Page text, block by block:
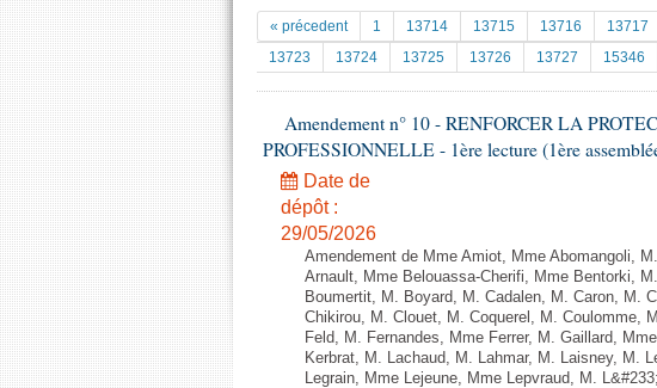
« précedent 1 13714 13715 13716 13717
13723
13724 13725 13726 13727 15346
Amendement n° 10 - RENFORCER LA
PROFESSIONNELLE - 1ère lecture (1ère
Date de
dépôt :
29/05/2026
Amendement de Mme Amiot, Mme Abomangoli,
Arnault, Mme Belouassa-Cherifi, Mme Bentorki,
Boumertit, M. Boyard, M. Cadalen, M. Caron, M.
Chikirou, M. Clouet, M. Coquerel, M. Coulomme,
Feld, M. Fernandes, Mme Ferrer, M. Gaillard,
Kerbrat, M. Lachaud, M. Lahmar, M. Laisney, M.
Legrain, Mme Lejeune, Mme Lepvraud, M.